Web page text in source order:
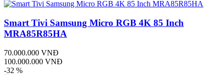
Smart Tivi Samsung Micro RGB 4K 85 Inch
MRA85R85HA
70.000.000 VNĐ
100.000.000 VNĐ
-32 %